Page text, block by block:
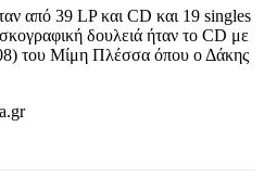
από 39 LP και CD και 19 singles
δουλειά ήταν το CD με
του Μίμη Πλέσσα όπου ο Δάκης